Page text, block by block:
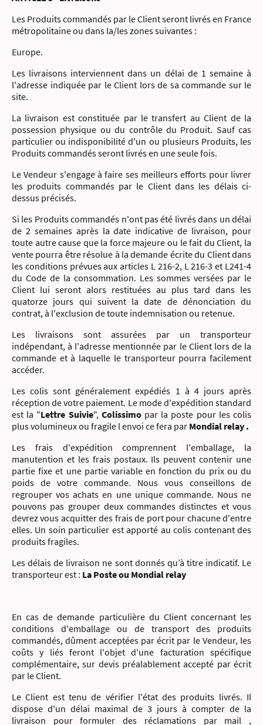
Les Produits commandés par le Client seront livrés en France
métropolitaine ou dans la/les zones suivantes :
Europe.
Les livraisons interviennent dans un délai de 1 semaine à
l'adresse indiquée par le Client lors de sa commande sur le
site.
La livraison est constituée par le transfert au Client de la
possession physique ou du contrôle du Produit. Sauf cas
particulier ou indisponibilité d'un ou plusieurs Produits, les
Produits commandés seront livrés en une seule fois.
Le Vendeur s'engage à faire ses meilleurs efforts pour livrer
les produits commandés par le Client dans les délais ci-
dessus précisés.
Si les Produits commandés n'ont pas été livrés dans un délai
de 2 semaines après la date indicative de livraison, pour
toute autre cause que la force majeure ou le fait du Client, la
vente pourra être résolue à la demande écrite du Client dans
les conditions prévues aux articles L 216-2, L 216-3 et L241-4
du Code de la consommation. Les sommes versées par le
Client lui seront alors restituées au plus tard dans les
quatorze jours qui suivent la date de dénonciation du
contrat, à l'exclusion de toute indemnisation ou retenue.
Les livraisons sont assurées par un transporteur
indépendant, à l'adresse mentionnée par le Client lors de la
commande et à laquelle le transporteur pourra facilement
accéder.
Les colis sont généralement expédiés 1 à 4 jours après
réception de votre paiement. Le mode d'expédition standard
est la "Lettre Suivie", Colissimopar la poste pour les colis
plus volumineux ou fragile l envoi ce fera par Mondial relay .
Les frais d'expédition comprennent l'emballage, la
manutention et les frais postaux. Ils peuvent contenir une
partie fixe et une partie variable en fonction du prix ou du
poids de votre commande. Nous vous conseillons de
regrouper vos achats en une unique commande. Nous ne
pouvons pas grouper deux commandes distinctes et vous
devrez vous acquitter des frais de port pour chacune d'entre
elles. Un soin particulier est apporté au colis contenant des
produits fragiles.
Les délais de livraison ne sont donnés qu’à titre indicatif. Le
transporteur est : La Poste ou Mondial relay
En cas de demande particulière du Client concernant les
conditions d'emballage ou de transport des produits
commandés, dûment acceptées par écrit par le Vendeur, les
coûts y liés feront l'objet d'une facturation spécifique
complémentaire, sur devis préalablement accepté par écrit
par le Client.
Le Client est tenu de vérifier l'état des produits livrés. Il
dispose d'un délai maximal de 3 jours à compter de la
livraison pour formuler des réclamations par mail ,